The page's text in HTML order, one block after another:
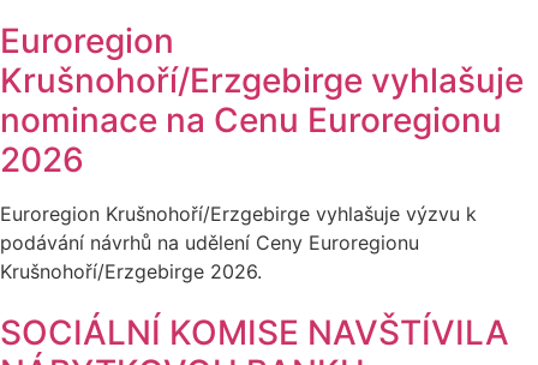
Euroregion
Krušnohoří/Erzgebirge vyhlašuje
nominace na Cenu Euroregionu
2026
Euroregion Krušnohoří/Erzgebirge vyhlašuje výzvu k
podávání návrhů na udělení Ceny Euroregionu
Krušnohoří/Erzgebirge 2026.
SOCIÁLNÍ KOMISE NAVŠTÍVILA